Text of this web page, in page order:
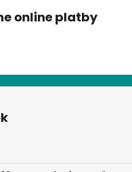
online platby